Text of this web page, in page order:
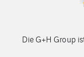
Die G+H Group